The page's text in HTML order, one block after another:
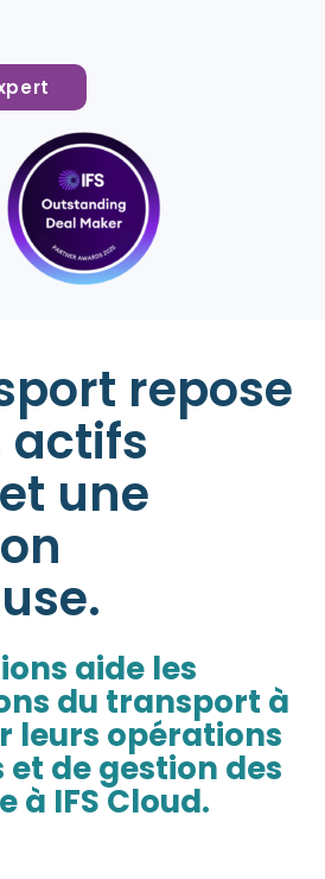
repose
actifs
une
aide les
du transport à
leurs opérations
et de gestion des
à IFS Cloud.